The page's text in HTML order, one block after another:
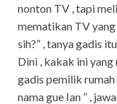
nonton TV , tapi
mematikan TV
sih?” , tanya gadis
Dini , kakak ini yang
gadis pemilik rumah
nama gue Ian ” ,